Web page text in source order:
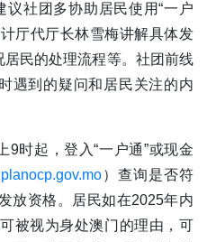
议社团多协助居民使用“一户
厅代厅长林雪梅讲解具体发
民的处理流程等。社团前线
遇到的疑问和居民关注的内
9时起，登入“一户通”或现金
）查询是否符
放资格。居民如在2025年内
被视为身处澳门的理由，可